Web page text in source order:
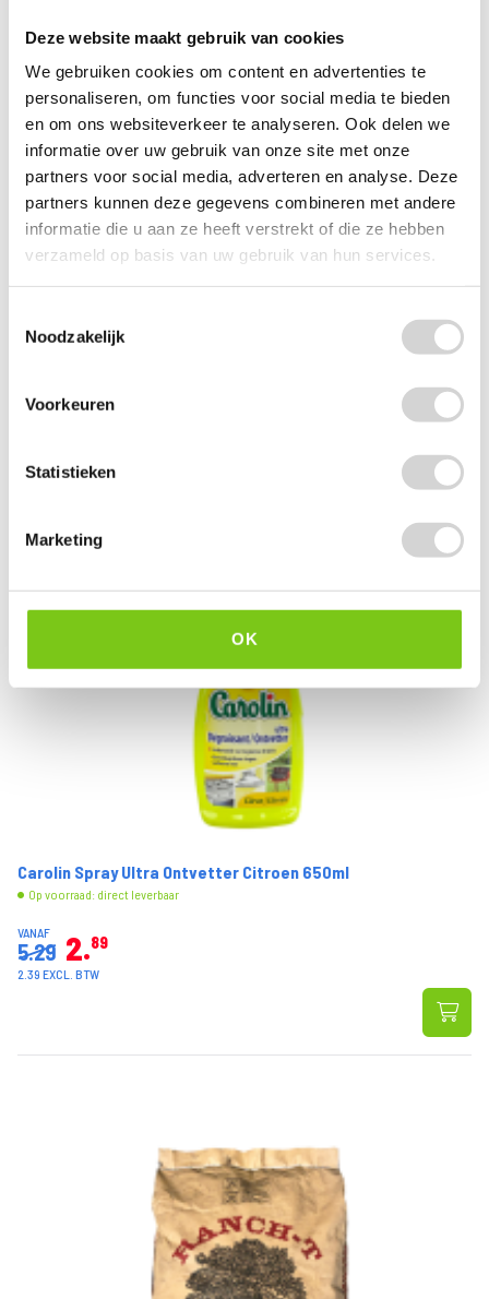
Deze website maakt gebruik van cookies
We gebruiken cookies om content en advertenties te
personaliseren, om functies voor social media te bieden
en om ons websiteverkeer te analyseren. Ook delen we
informatie over uw gebruik van onze site met onze
partners voor social media, adverteren en analyse. Deze
partners kunnen deze gegevens combineren met andere
informatie die u aan ze heeft verstrekt of die ze hebben
verzameld op basis van uw gebruik van hun services.
Noodzakelijk
Voorkeuren
Statistieken
Marketing
OK
Lenor Geurbooster Unstoppables Geur Van Ariel 210g
8.49 4
- +
Carolin Spray Ultra Ontvetter Citroen 650ml
Op voorraad: direct leverbaar
VANAF
5.29 2 89
2.39 EXCL. BTW